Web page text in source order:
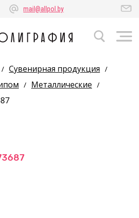
mail@allpol.by
/ Сувенирная продукция /
/ Металлические /